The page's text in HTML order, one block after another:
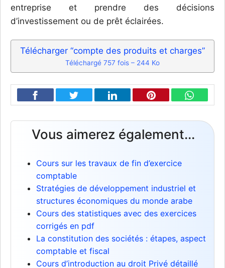
entreprise et prendre des décisions
d’investissement ou de prêt éclairées.
Télécharger “compte des produits et charges”
Téléchargé 757 fois – 244 Ko
Vous aimerez également...
Cours sur les travaux de fin d’exercice
comptable
Stratégies de développement industriel et
structures économiques du monde arabe
Cours des statistiques avec des exercices
corrigés en pdf
La constitution des sociétés : étapes, aspect
comptable et fiscal
Cours d’introduction au droit Privé détaillé